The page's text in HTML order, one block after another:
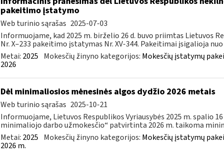
pakeitimo įstatymo
Web turinio sąrašas 2025-07-03
Informuojame, kad 2025 m. birželio 26 d. buvo priimtas Lietuvos
Nr. X–233 pakeitimo įstatymas Nr. XV-344. Pakeitimai įsigalioja nuo
Metai: 2025 Mokesčių žinyno kategorijos: Mokesčių įstatymų
2026
Dėl minimaliosios mėnesinės algos dydžio 2026 metais
Web turinio sąrašas 2025-10-21
Informuojame, Lietuvos Respublikos Vyriausybės 2025 m. spalio
minimaliojo darbo užmokesčio“ patvirtinta 2026 m. taikoma
Metai: 2025 Mokesčių žinyno kategorijos: Mokesčių įstatymų
2026 m.